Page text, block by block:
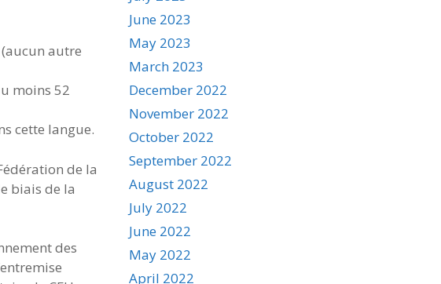
autre
moins 52
cette langue.
de la
biais de la
des
June 2023
May 2023
March 2023
December 2022
November 2022
October 2022
September 2022
August 2022
July 2022
June 2022
May 2022
April 2022